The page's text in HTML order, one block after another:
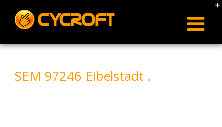
content
SEM 97246 Eibelstadt .